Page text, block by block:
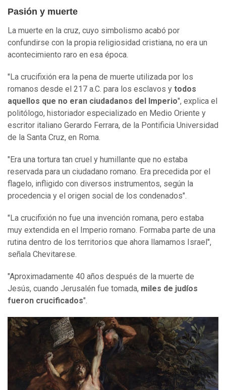
Pasión y muerte
La muerte en la cruz, cuyo simbolismo acabó por
confundirse con la propia religiosidad cristiana, no era un
acontecimiento raro en esa época.
"La crucifixión era la pena de muerte utilizada por los
romanos desde el 217 a.C. para los esclavos y todos
aquellos que no eran ciudadanos del Imperio", explica el
politólogo, historiador especializado en Medio Oriente y
escritor italiano Gerardo Ferrara, de la Pontificia Universidad
de la Santa Cruz, en Roma.
"Era una tortura tan cruel y humillante que no estaba
reservada para un ciudadano romano. Era precedida por el
flagelo, infligido con diversos instrumentos, según la
procedencia y el origen social de los condenados".
"La crucifixión no fue una invención romana, pero estaba
muy extendida en el Imperio romano. Formaba parte de una
rutina dentro de los territorios que ahora llamamos Israel",
señala Chevitarese.
"Aproximadamente 40 años después de la muerte de
Jesús, cuando Jerusalén fue tomada, miles de judíos
fueron crucificados".